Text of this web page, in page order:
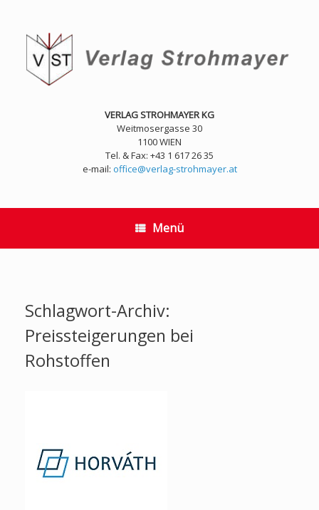
springen
VERLAG STROHMAYER KG
Weitmosergasse 30
1100 WIEN
Tel. & Fax: +43 1 617 26 35
e-mail: office@verlag-strohmayer.at
Menü
Schlagwort-Archiv:
Preissteigerungen bei
Rohstoffen